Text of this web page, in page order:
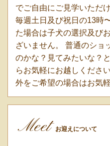
でご自由にご見学いただ
毎週土日及び祝日の13時
た場合は子犬の選択及び
ざいません。 普通のショ
のかな？見てみたいな？
らお気軽にお越しくださ
外をご希望の場合はお気
Meet お迎えについて